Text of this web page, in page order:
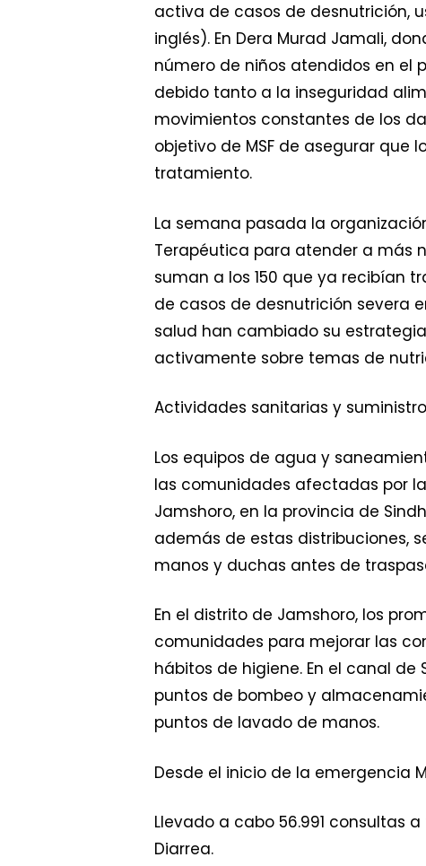
activa de casos de desnutrición,
inglés). En Dera Murad Jamali,
número de niños atendidos en el
debido tanto a la inseguridad
movimientos constantes de los
objetivo de MSF de asegurar
tratamiento.
La semana pasada la
Terapéutica para atender a más
suman a los 150 que ya recibían
de casos de desnutrición severa
salud han cambiado su
activamente sobre temas de
Actividades sanitarias y
Los equipos de agua y
las comunidades afectadas por
Jamshoro, en la provincia de
además de estas distribuciones,
manos y duchas antes de
En el distrito de Jamshoro, los
comunidades para mejorar las
hábitos de higiene. En el canal
puntos de bombeo y
puntos de lavado de manos.
Desde el inicio de la emergencia
Llevado a cabo 56.991 consultas
Diarrea.